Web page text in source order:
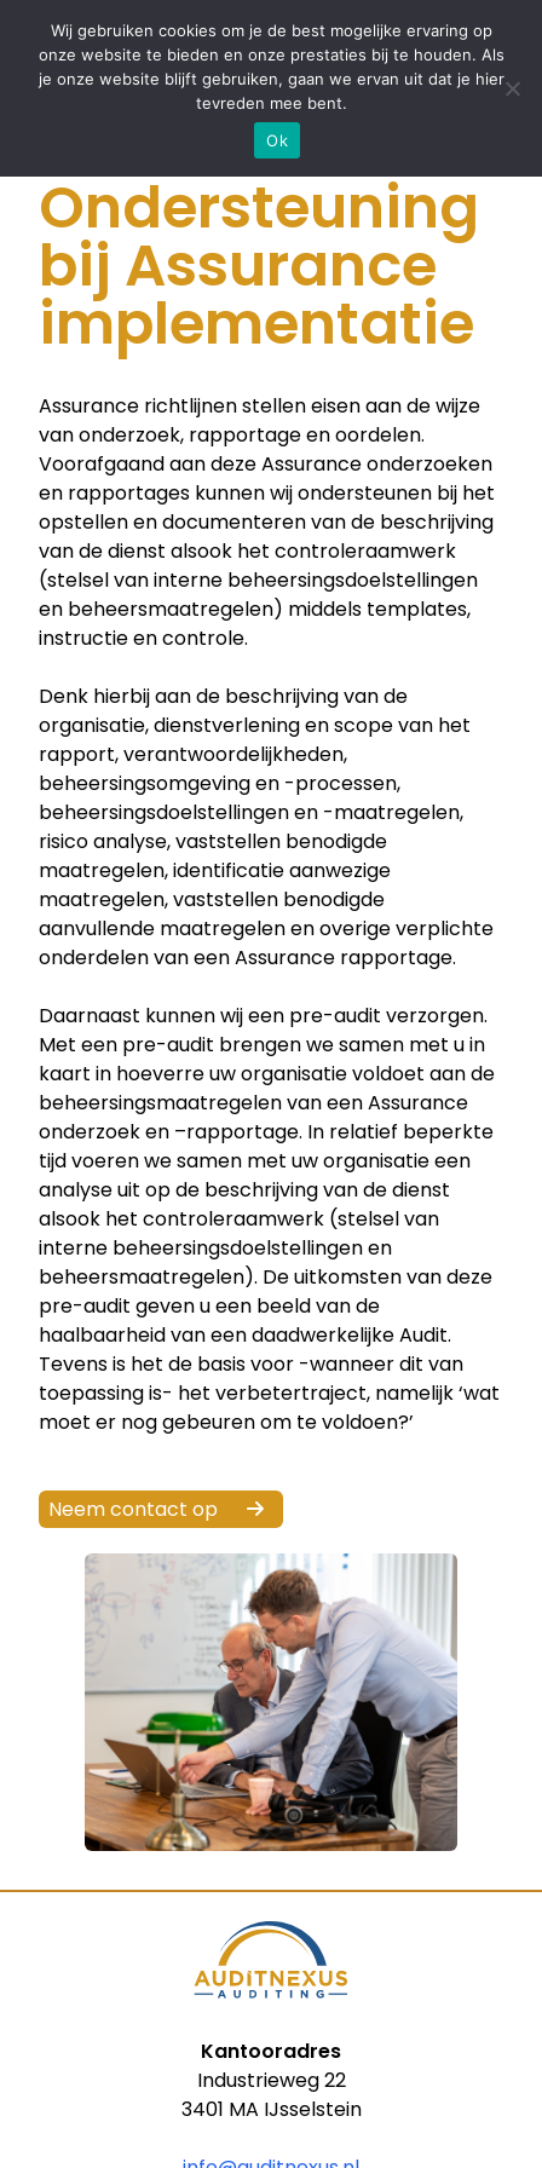
Ondersteuning
bij Assurance
implementatie
Assurance richtlijnen stellen eisen aan de wijze
van onderzoek, rapportage en oordelen.
Voorafgaand aan deze Assurance onderzoeken
en rapportages kunnen wij ondersteunen bij het
opstellen en documenteren van de beschrijving
van de dienst alsook het controleraamwerk
(stelsel van interne beheersingsdoelstellingen
en beheersmaatregelen) middels templates,
instructie en controle.
Denk hierbij aan de beschrijving van de
organisatie, dienstverlening en scope van het
rapport, verantwoordelijkheden,
beheersingsomgeving en -processen,
beheersingsdoelstellingen en -maatregelen,
risico analyse, vaststellen benodigde
maatregelen, identificatie aanwezige
maatregelen, vaststellen benodigde
aanvullende maatregelen en overige verplichte
onderdelen van een Assurance rapportage.
Daarnaast kunnen wij een pre-audit verzorgen.
Met een pre-audit brengen we samen met u in
kaart in hoeverre uw organisatie voldoet aan de
beheersingsmaatregelen van een Assurance
onderzoek en –rapportage. In relatief beperkte
tijd voeren we samen met uw organisatie een
analyse uit op de beschrijving van de dienst
alsook het controleraamwerk (stelsel van
interne beheersingsdoelstellingen en
beheersmaatregelen). De uitkomsten van deze
pre-audit geven u een beeld van de
haalbaarheid van een daadwerkelijke Audit.
Tevens is het de basis voor -wanneer dit van
toepassing is- het verbetertraject, namelijk ‘wat
moet er nog gebeuren om te voldoen?’
Neem contact op
Kantooradres
Industrieweg 22
3401 MA IJsselstein
Wij gebruiken cookies om je de best mogelijke ervaring op
onze website te bieden en onze prestaties bij te houden. Als
je onze website blijft gebruiken, gaan we ervan uit dat je hier
tevreden mee bent.
Ok